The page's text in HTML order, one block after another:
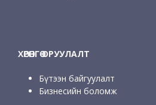
ХӨРӨНГӨ ОРУУЛАЛТ
Бүтээн байгуулалт
Бизнесийн боломж